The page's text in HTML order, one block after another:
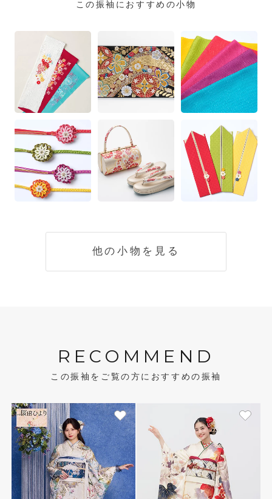
この振袖におすすめの小物
他の小物を見る
RECOMMEND
この振袖をご覧の方におすすめの振袖